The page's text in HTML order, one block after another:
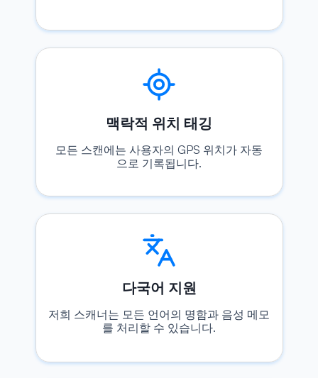
맥락적 위치 태깅
모든 스캔에는 사용자의 GPS 위치가 자동
으로 기록됩니다.
다국어 지원
저희 스캐너는 모든 언어의 명함과 음성 메모
를 처리할 수 있습니다.